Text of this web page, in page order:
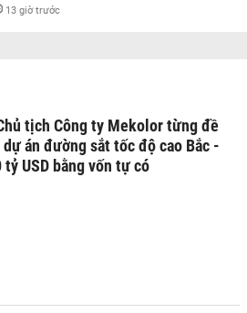
13 giờ trước
tịch Công ty Mekolor từng đề
án đường sắt tốc độ cao Bắc -
tỷ USD bằng vốn tự có